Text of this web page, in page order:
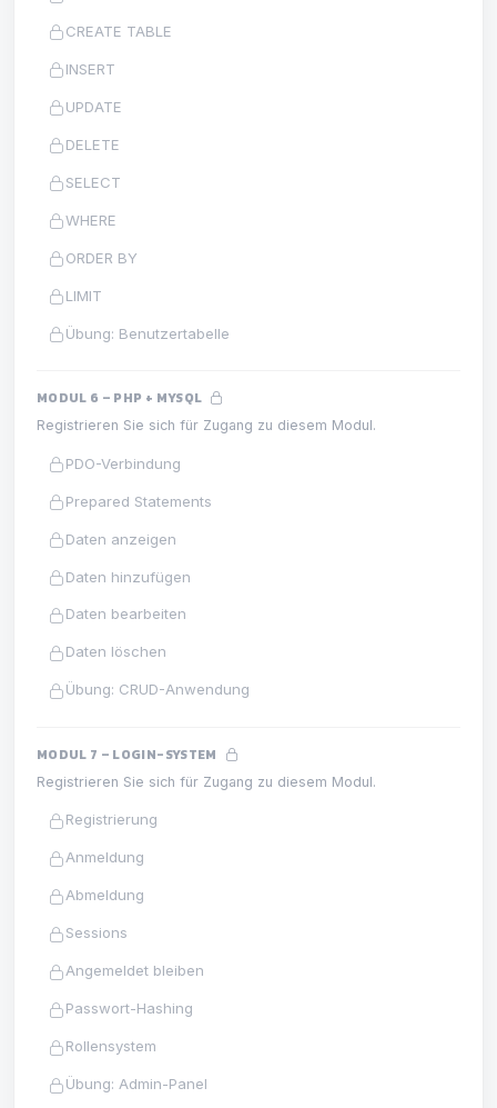
CREATE TABLE
INSERT
UPDATE
DELETE
SELECT
WHERE
ORDER BY
LIMIT
Übung: Benutzertabelle
MODUL 6 – PHP + MYSQL
Registrieren Sie sich für Zugang zu diesem Modul.
PDO-Verbindung
Prepared Statements
Daten anzeigen
Daten hinzufügen
Daten bearbeiten
Daten löschen
Übung: CRUD-Anwendung
MODUL 7 – LOGIN-SYSTEM
Registrieren Sie sich für Zugang zu diesem Modul.
Registrierung
Anmeldung
Abmeldung
Sessions
Angemeldet bleiben
Passwort-Hashing
Rollensystem
Übung: Admin-Panel